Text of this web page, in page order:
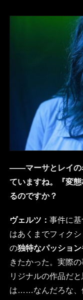
――マーサとレイの
ていますね。『変
るのですか？
ヴェルツ： 事件に基
はあくまでフィク
の独特なパッション
きたかった。実際
リジナルの作品だ
は……なんだろな、